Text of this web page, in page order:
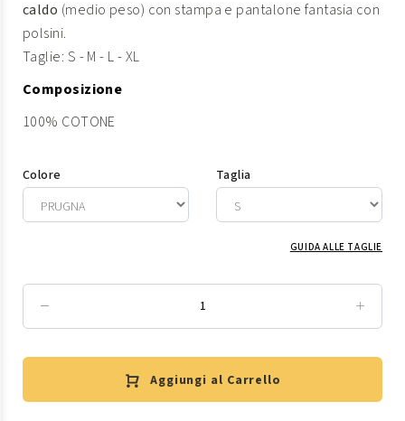
caldo (medio peso) con stampa e pantalone fantasia con
polsini.
Taglie: S - M - L - XL
Composizione
100% COTONE
Colore Taglia
GUIDA ALLE TAGLIE
Aggiungi al Carrello